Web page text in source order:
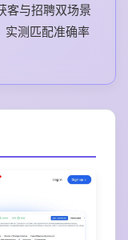
客与招聘双场景
实测匹配准确率